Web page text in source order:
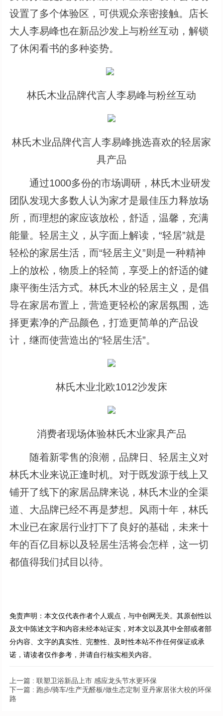
设置了多个体验区，可供观众亲密接触。店长
大人李易峰也在新品沙发上与粉丝互动，解锁
了休闲看书的多种姿势。
林氏木业品牌代言人李易峰与粉丝互动
林氏木业品牌代言人李易峰挑选喜欢的轻居家
具产品
通过1000多份的市场调研，林氏木业研发
团队发现大多数人认为家才是最佳压力释放场
所，而理想的家应该放松，舒适，温馨，充满
能量。轻居主义，从字面上解读，“轻居”就是
轻松的家居生活，而“轻居主义”则是一种精神
上的放松，物质上的轻简，享受上的舒适的健
康平衡生活方式。林氏木业的轻居主义，是倡
导在家居布置上，营造更轻松的家居氛围，选
择更素净的产品颜色，打造更简单的产品设
计，继而使营造出的“轻居生活”。
林氏木业北欧1012沙发床
消费者现场体验林氏木业家具产品
随着新零售的浪潮，品牌日、轻居主义对
林氏木业来说正逢时机。对于既发源于线上又
铺开了线下的家居品牌来说，林氏木业的全渠
道、大品牌已经不再是梦想。风雨十年，林氏
木业已在家居行业打下了良好的基础，未来十
年的百亿目标以及轻居生活将会怎样，这一切
都值得我们拭目以待。
免责声明：本文仅代表作者个人观点，与中创网无关。其原创性以
及文中陈述文字和内容未经本站证实，对本文以及其中全部或者部
分内容、文字的真实性、完整性、及时性本站不作任何保证或承
诺，请读者仅作参考，并请自行核实相关内容。
上一篇 : 联塑卫浴新品上市 感应龙头节水更环保
下一篇 : 跑步/骑车/生产无醛板/做生态定制 亚丹家居张大校的环保
路